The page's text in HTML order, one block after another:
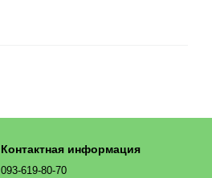
Контактная информация
093-619-80-70